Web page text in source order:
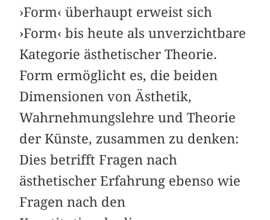
›Form‹ überhaupt erweist sich
›Form‹ bis heute als unverzichtbare
Kategorie ästhetischer Theorie.
Form ermöglicht es, die beiden
Dimensionen von Ästhetik,
Wahrnehmungslehre und Theorie
der Künste, zusammen zu denken:
Dies betrifft Fragen nach
ästhetischer Erfahrung ebenso wie
Fragen nach den